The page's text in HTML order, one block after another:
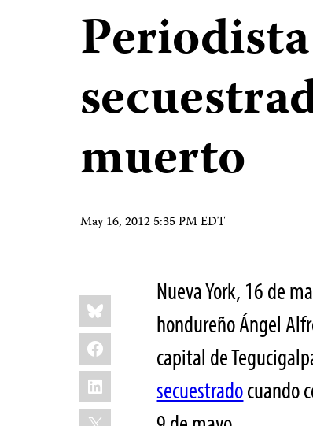
muerto
May 16, 2012 5:35 PM EDT
Share
this:
Bluesky
Facebook
LinkedIn
X
Nueva York, 16 de
hondureño Ángel
capital de
secuestradocuando